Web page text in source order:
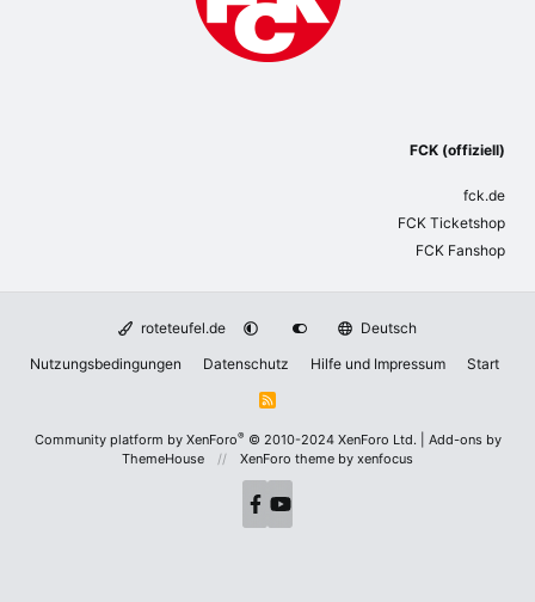
FCK (offiziell)
fck.de
FCK Ticketshop
FCK Fanshop
roteteufel.de
Deutsch
Nutzungsbedingungen
Datenschutz Hilfe und Impressum Start
R
Community platform by XenForo® © 2010-2024 XenForo Ltd.
Add-ons by
ThemeHouse
XenForo theme by xenfocus